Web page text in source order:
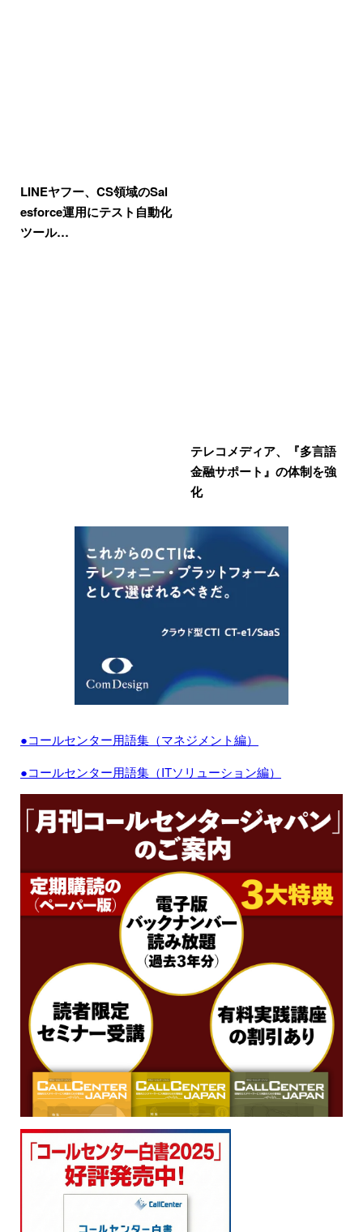
LINEヤフー、CS領域のSal
esforce運用にテスト自動化
ツール…
テレコメディア、『多言語
金融サポート』の体制を強
化
●コールセンター用語集（マネジメント編）
●コールセンター用語集（ITソリューション編）